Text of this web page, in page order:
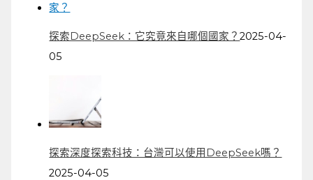
探索DeepSeek：它究竟來自哪個國家？2025-04-
05
探索深度探索科技：台灣可以使用DeepSeek嗎？
2025-04-05